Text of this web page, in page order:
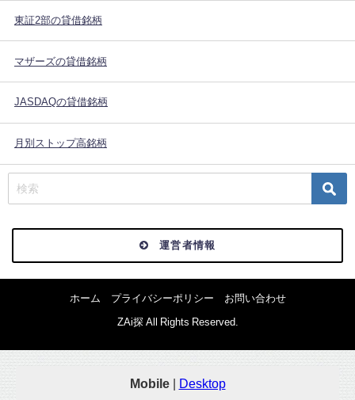
東証2部の貸借銘柄
マザーズの貸借銘柄
JASDAQの貸借銘柄
月別ストップ高銘柄
運営者情報
ホーム プライバシーポリシー お問い合わせ
ZAi探 All Rights Reserved.
Mobile| Desktop